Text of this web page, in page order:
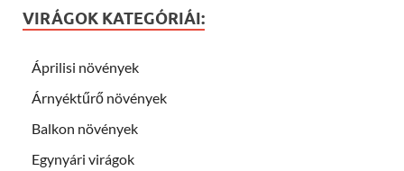
VIRÁGOK KATEGÓRIÁI:
Áprilisi növények
Árnyéktűrő növények
Balkon növények
Egynyári virágok